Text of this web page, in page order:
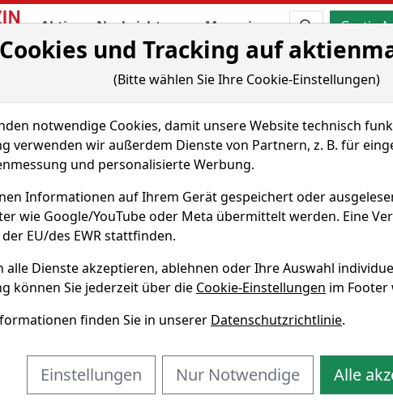
Aktien Nachrichten Magazine Aktien- und
Gratis
GLOBAL 1 Renditedreieck
GLOBAL 1
ISIN DE0005326789
GLOBAL 1
Blick die Performance des UNISELECTION: GLOBAL 1
Cookies und Tracking auf
(Bitte wählen Sie Ihre Cookie-Einstellungen)
notwendige Cookies, damit unsere Website technisch
verwenden wir außerdem Dienste von Partnern, z. B. für
und personalisierte Werbung.
Informationen auf Ihrem Gerät gespeichert oder
wie Google/YouTube oder Meta übermittelt werden. Eine
EU/des EWR stattfinden.
alle Dienste akzeptieren, ablehnen oder Ihre Auswahl
können Sie jederzeit über die Cookie-Einstellungen im
finden Sie in unserer Datenschutzrichtlinie.
Einstellungen Nur Notwendige Alle